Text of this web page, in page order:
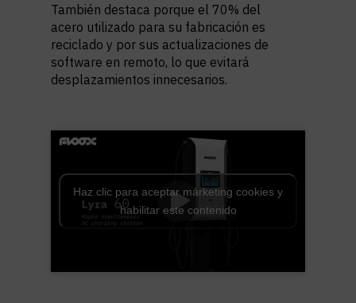
También destaca porque el 70% del
acero utilizado para su fabricación es
reciclado y por sus actualizaciones de
software en remoto, lo que evitará
desplazamientos innecesarios.
Haz clic para aceptar márketing cookies y
habilitar este contenido